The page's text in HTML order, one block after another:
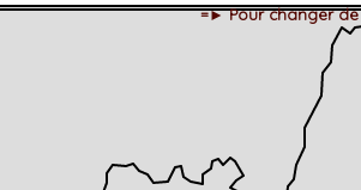
=► Pour changer